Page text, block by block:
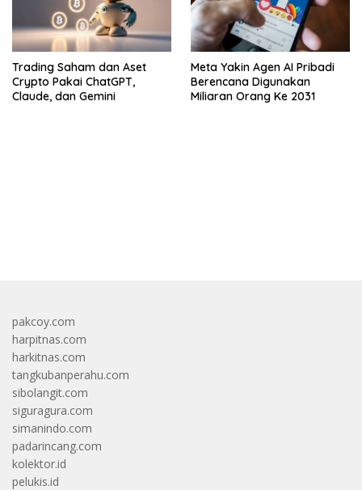
Trading Saham dan Aset
Crypto Pakai ChatGPT,
Claude, dan Gemini
Meta Yakin Agen AI Pribadi
Berencana Digunakan
Miliaran Orang Ke 2031
pakcoy.com
harpitnas.com
harkitnas.com
tangkubanperahu.com
sibolangit.com
siguragura.com
simanindo.com
padarincang.com
kolektor.id
pelukis.id